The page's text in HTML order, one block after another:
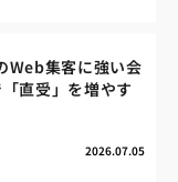
Web集客に強い会
直受」を増やす
2026.07.05